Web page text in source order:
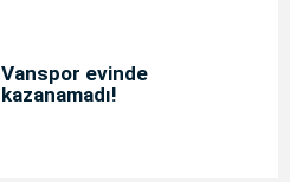
Vanspor evinde
kazanamadı!